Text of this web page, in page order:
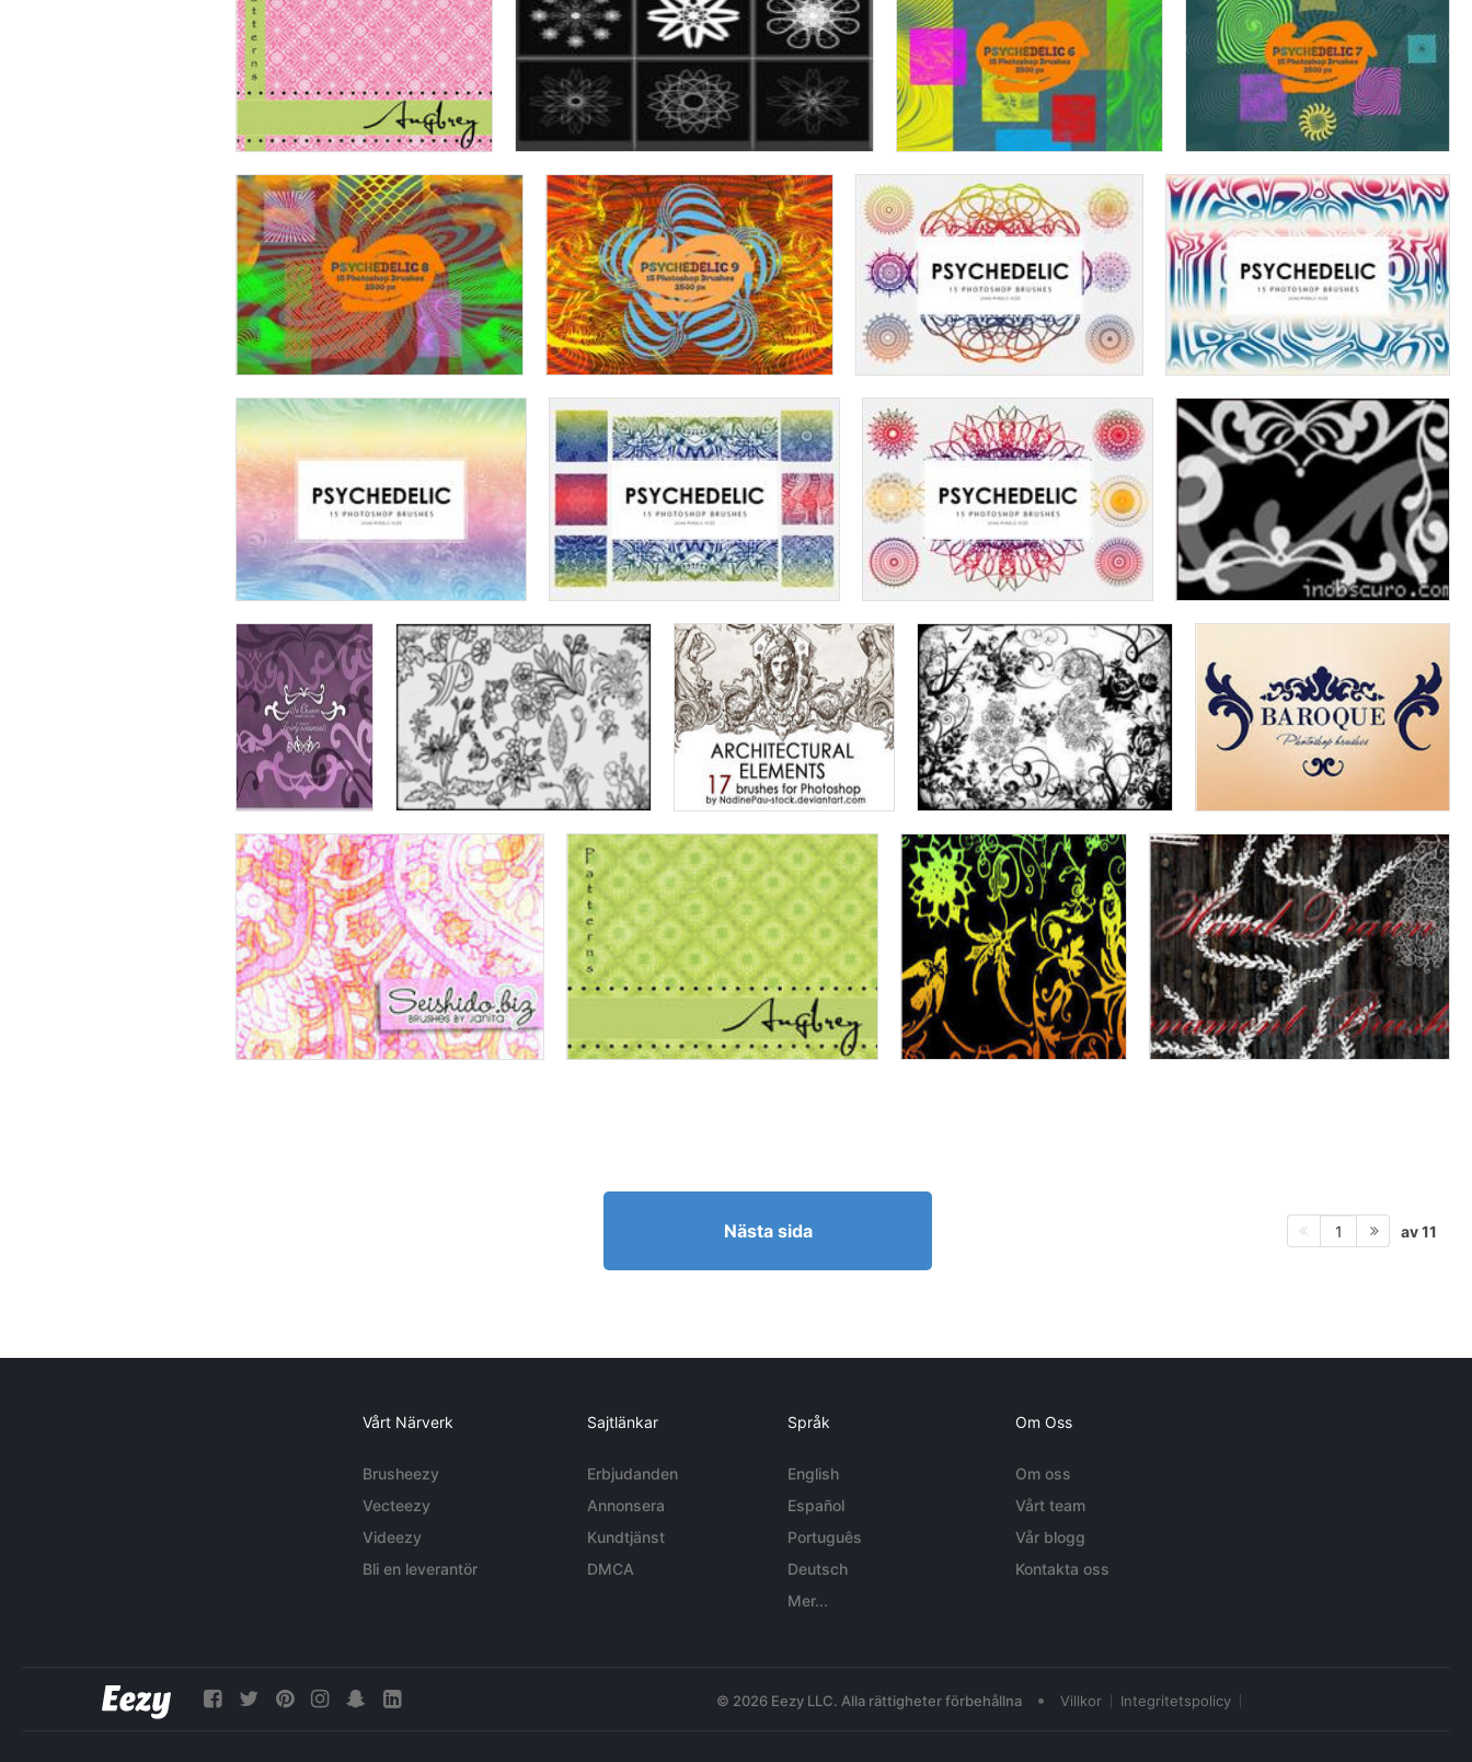
Nästa sida 1 av 11
Vårt Närverk
Brusheezy
Vecteezy
Videezy
Bli en leverantör
Sajtlänkar
Erbjudanden
Annonsera
Kundtjänst
DMCA
Språk
English
Español
Português
Deutsch
Mer...
Om Oss
Om oss
Vårt team
Vår blogg
Kontakta oss
© 2026 Eezy LLC. Alla rättigheter förbehållna • Villkor Integritetspolicy